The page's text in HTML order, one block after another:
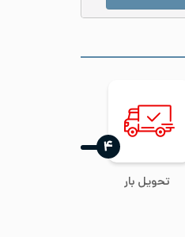
تحویل بار
‍۴